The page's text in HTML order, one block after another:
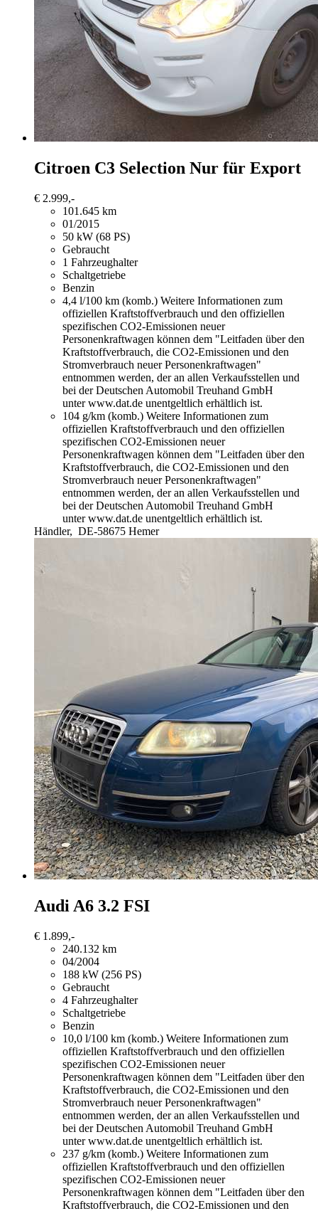
Citroen C3 Selection Nur für Export
€ 2.999,-
101.645 km
01/2015
50 kW (68 PS)
Gebraucht
1 Fahrzeughalter
Schaltgetriebe
Benzin
4,4 l/100 km (komb.) Weitere Informationen zum
offiziellen Kraftstoffverbrauch und den offiziellen
spezifischen CO2-Emissionen neuer
Personenkraftwagen können dem "Leitfaden über den
Kraftstoffverbrauch, die CO2-Emissionen und den
Stromverbrauch neuer Personenkraftwagen"
entnommen werden, der an allen Verkaufsstellen und
bei der Deutschen Automobil Treuhand GmbH
unter www.dat.de unentgeltlich erhältlich ist.
104 g/km (komb.) Weitere Informationen zum
offiziellen Kraftstoffverbrauch und den offiziellen
spezifischen CO2-Emissionen neuer
Personenkraftwagen können dem "Leitfaden über den
Kraftstoffverbrauch, die CO2-Emissionen und den
Stromverbrauch neuer Personenkraftwagen"
entnommen werden, der an allen Verkaufsstellen und
bei der Deutschen Automobil Treuhand GmbH
unter www.dat.de unentgeltlich erhältlich ist.
Händler, DE-58675 Hemer
Audi A6 3.2 FSI
€ 1.899,-
240.132 km
04/2004
188 kW (256 PS)
Gebraucht
4 Fahrzeughalter
Schaltgetriebe
Benzin
10,0 l/100 km (komb.) Weitere Informationen zum
offiziellen Kraftstoffverbrauch und den offiziellen
spezifischen CO2-Emissionen neuer
Personenkraftwagen können dem "Leitfaden über den
Kraftstoffverbrauch, die CO2-Emissionen und den
Stromverbrauch neuer Personenkraftwagen"
entnommen werden, der an allen Verkaufsstellen und
bei der Deutschen Automobil Treuhand GmbH
unter www.dat.de unentgeltlich erhältlich ist.
237 g/km (komb.) Weitere Informationen zum
offiziellen Kraftstoffverbrauch und den offiziellen
spezifischen CO2-Emissionen neuer
Personenkraftwagen können dem "Leitfaden über den
Kraftstoffverbrauch, die CO2-Emissionen und den